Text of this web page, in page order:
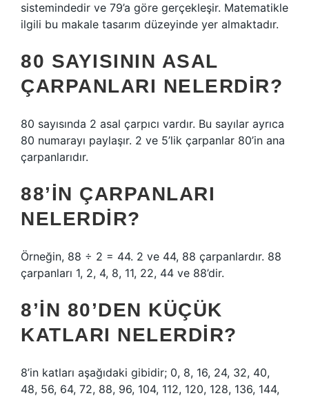
sistemindedir ve 79’a göre gerçekleşir. Matematikle
ilgili bu makale tasarım düzeyinde yer almaktadır.
80 SAYISININ ASAL
ÇARPANLARI NELERDIR?
80 sayısında 2 asal çarpıcı vardır. Bu sayılar ayrıca
80 numarayı paylaşır. 2 ve 5’lik çarpanlar 80’in ana
çarpanlarıdır.
88’IN ÇARPANLARI
NELERDIR?
Örneğin, 88 ÷ 2 = 44. 2 ve 44, 88 çarpanlardır. 88
çarpanları 1, 2, 4, 8, 11, 22, 44 ve 88’dir.
8’IN 80’DEN KÜÇÜK
KATLARI NELERDIR?
8’in katları aşağıdaki gibidir; 0, 8, 16, 24, 32, 40,
48, 56, 64, 72, 88, 96, 104, 112, 120, 128, 136, 144,